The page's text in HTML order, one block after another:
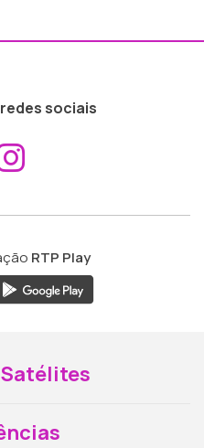
sociais
ao
RTP Play
Satélites